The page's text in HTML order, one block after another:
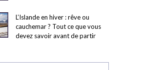
L’Islande en hiver : rêve ou
cauchemar ? Tout ce que vous
devez savoir avant de partir